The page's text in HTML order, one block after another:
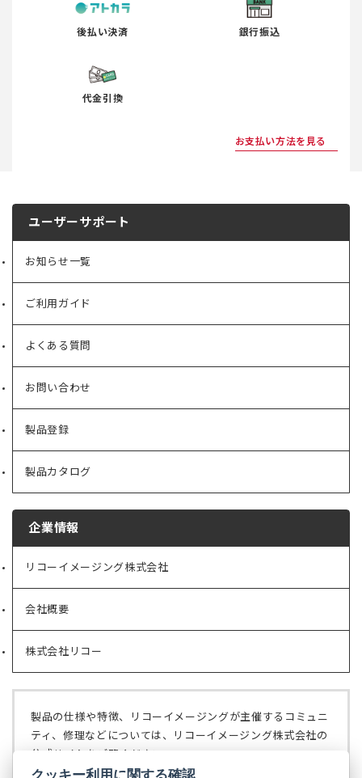
後払い決済 銀行振込
代金引換
お支払い方法を見る
ユーザーサポート
お知らせ一覧
ご利用ガイド
よくある質問
お問い合わせ
製品登録
製品カタログ
企業情報
リコーイメージング株式会社
（新
タ
ブ
で
開
く）
会社概要
（新
タ
ブ
で
く）
株式会社リコー
（新
ブ
で
開
製品の仕様や特徴、リコーイメージングが主催するコミュニ
ティ、修理などについては、リコーイメージング株式会社の
公式サイトをご覧ください。
クッキー利用に関する確認